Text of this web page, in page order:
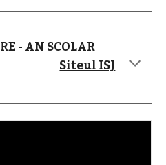
- AN SCOLAR
Siteul ISJ